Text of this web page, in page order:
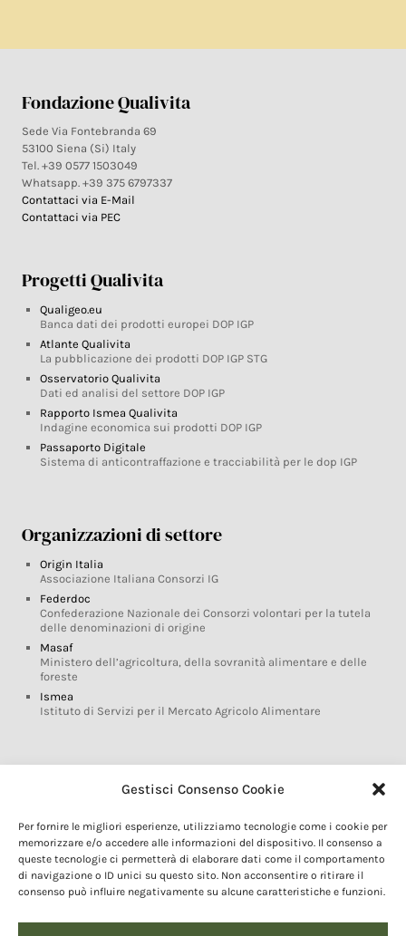
Gestisci Consenso Cookie
Per fornire le migliori esperienze, utilizziamo tecnologie come i cookie per
memorizzare e/o accedere alle informazioni del dispositivo. Il consenso a
queste tecnologie ci permetterà di elaborare dati come il comportamento
di navigazione o ID unici su questo sito. Non acconsentire o ritirare il
consenso può influire negativamente su alcune caratteristiche e funzioni.
Fondazione Qualivita
Sede Via Fontebranda 69
53100 Siena (Si) Italy
Tel. +39 0577 1503049
Whatsapp. +39 375 6797337
Contattaci via E-Mail
Contattaci via PEC
Progetti Qualivita
Qualigeo.eu
Banca dati dei prodotti europei DOP IGP
Atlante Qualivita
La pubblicazione dei prodotti DOP IGP STG
Osservatorio Qualivita
Dati ed analisi del settore DOP IGP
Rapporto Ismea Qualivita
Indagine economica sui prodotti DOP IGP
Passaporto Digitale
Sistema di anticontraffazione e tracciabilità per le dop IGP
Organizzazioni di settore
Origin Italia
Associazione Italiana Consorzi IG
Federdoc
Confederazione Nazionale dei Consorzi volontari per la tutela
delle denominazioni di origine
Masaf
Ministero dell’agricoltura, della sovranità alimentare e delle
foreste
Ismea
Istituto di Servizi per il Mercato Agricolo Alimentare
Glossario DOP IGP
Marchi DOP IGP
Normativa prodotti DOP IGP
Consorzi di Tutela
Farm To Fork e prodotti DOP IGP